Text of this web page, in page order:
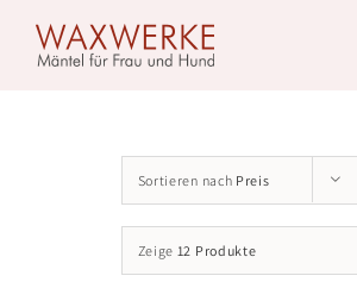
content
Sortieren nach Preis
Zeige 12 Produkte